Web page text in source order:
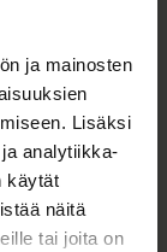
ja mainosten
Lisäksi
analytiikka-
käytät
näitä
tai joita on
–